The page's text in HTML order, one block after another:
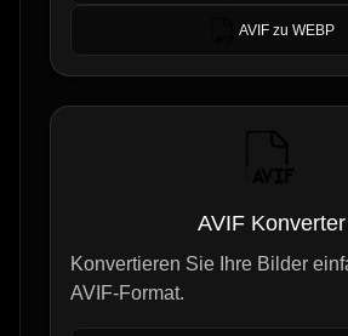
AVIF zu WEBP
AVIF Konverter
Konvertieren Sie Ihre Bilder
AVIF-Format.